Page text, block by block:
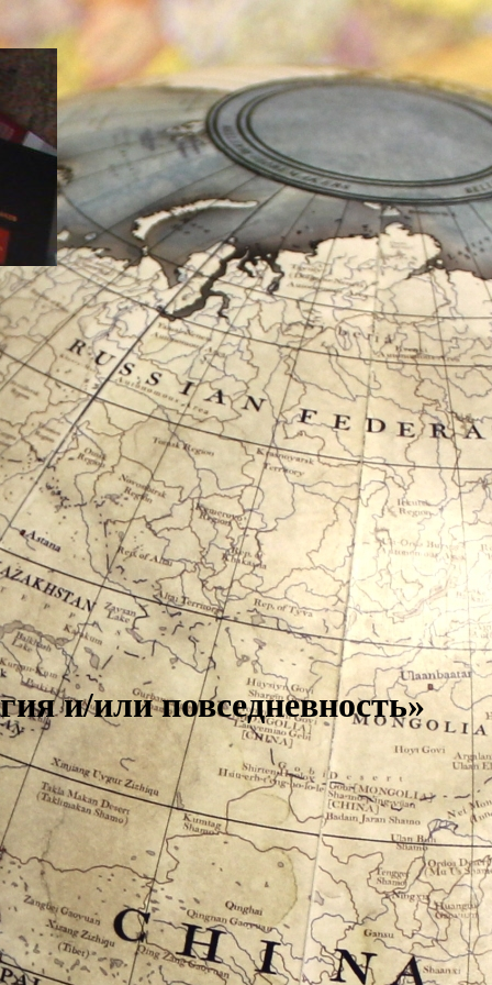
и/или повседневность»